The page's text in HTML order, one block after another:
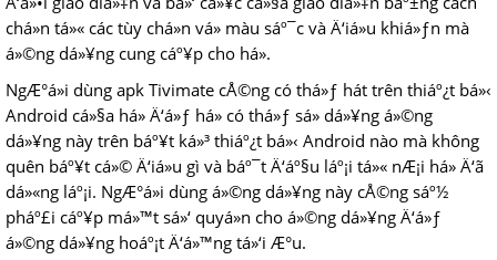
chá»n tá»« các tùy chá»n vá» màu sáº¯c và Ä‘iá»u khiá»ƒn mà
á»©ng dá»¥ng cung cáº¥p cho há».
NgÆ°á»i dùng apk Tivimate cÅ©ng có thá»ƒ hát trên thiáº¿t bá»‹
Android cá»§a há» Ä‘á»ƒ há» có thá»ƒ sá»­ dá»¥ng á»©ng
dá»¥ng này trên báº¥t ká»³ thiáº¿t bá»‹ Android nào mà không
quên báº¥t cá»© Ä‘iá»u gì và báº¯t Ä‘áº§u láº¡i tá»« nÆ¡i há» Ä‘ã
dá»«ng láº¡i. NgÆ°á»i dùng á»©ng dá»¥ng này cÅ©ng sáº½
pháº£i cáº¥p má»™t sá»‘ quyá»n cho á»©ng dá»¥ng Ä‘á»ƒ
á»©ng dá»¥ng hoáº¡t Ä‘á»™ng tá»‘i Æ°u.